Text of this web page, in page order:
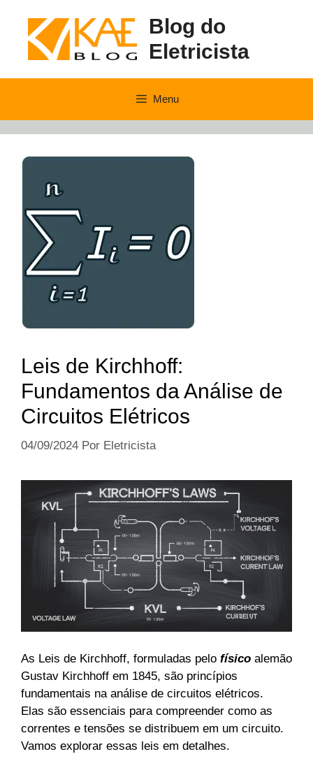
conteúdo
Blog do
Eletricista
Menu
Leis de Kirchhoff:
Fundamentos da Análise de
Circuitos Elétricos
04/09/2024 Por Eletricista
As Leis de Kirchhoff, formuladas pelo físico alemão
Gustav Kirchhoff em 1845, são princípios
fundamentais na análise de circuitos elétricos.
Elas são essenciais para compreender como as
correntes e tensões se distribuem em um circuito.
Vamos explorar essas leis em detalhes.